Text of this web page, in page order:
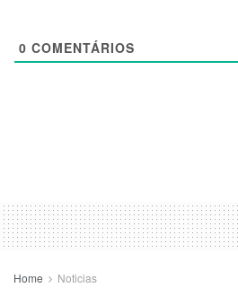
0 COMENTÁRIOS
Home Noticias